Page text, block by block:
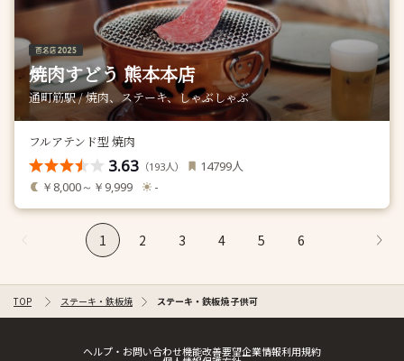
焼肉すどう 熊本本店
通町筋駅 / 焼肉、ステーキ、しゃぶしゃぶ
フルアテンド型 焼肉
3.63 （193人） 14799人
￥8,000～￥9,999 -
1 2 3 4 5 6
TOP ステーキ・鉄板焼 ステーキ・鉄板焼 子供可
ヘルプ・お問い合わせ機能改善要望企業情報利用規約